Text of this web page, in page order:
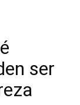
ser